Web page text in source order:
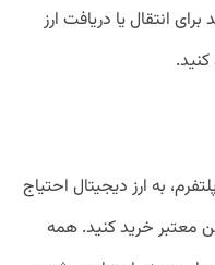
انتقال یا دریافت ارز
به ارز دیجیتال احتیاج
معتبر خرید کنید. همه